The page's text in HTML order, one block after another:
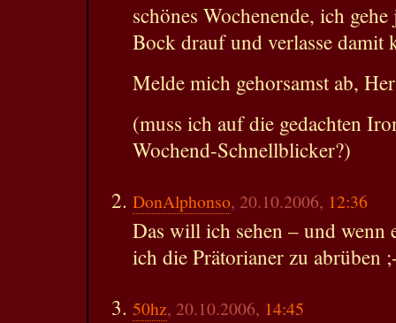
schönes Wochenende, ich
Bock drauf und verlasse damit
Melde mich gehorsamst ab,
(muss ich auf die gedachten
Wochend-Schnellblicker?)
DonAlphonso, 20.10.2006, 12:36
Das will ich sehen – und wenn
ich die Prätorianer zu abrüben
50hz, 20.10.2006, 14:45